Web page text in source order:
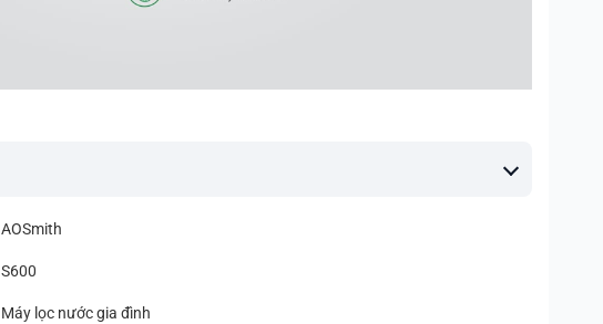
AOSmith
S600
Máy lọc nước gia đình